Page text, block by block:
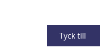
Tyck till